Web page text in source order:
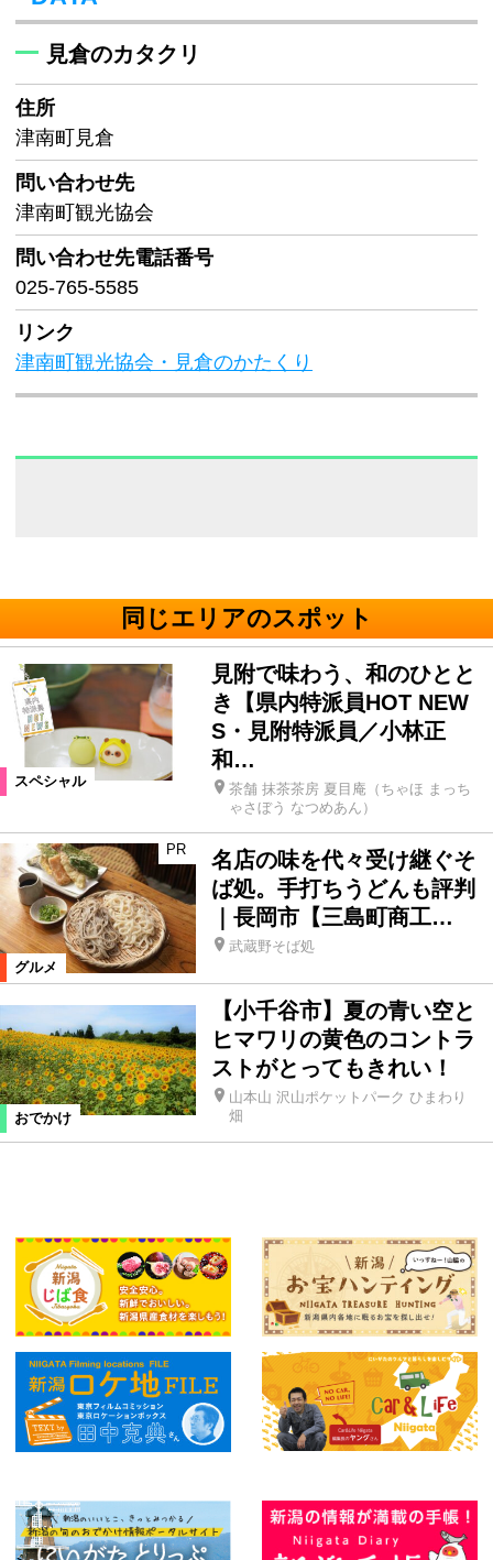
見倉のカタクリ
住所
津南町見倉
問い合わせ先
津南町観光協会
問い合わせ先電話番号
025-765-5585
リンク
津南町観光協会・見倉のかたくり
同じエリアのスポット
スペシャル
見附で味わう、和のひとと
き【県内特派員HOT NEW
S・見附特派員／小林正
和…
茶舗 抹茶茶房 夏目庵（ちゃほ まっち
ゃさぼう なつめあん）
グルメ
PR
名店の味を代々受け継ぐそ
ば処。手打ちうどんも評判
｜長岡市【三島町商工…
武蔵野そば処
おでかけ
【小千谷市】夏の青い空と
ヒマワリの黄色のコントラ
ストがとってもきれい！
山本山 沢山ポケットパーク ひまわり
畑